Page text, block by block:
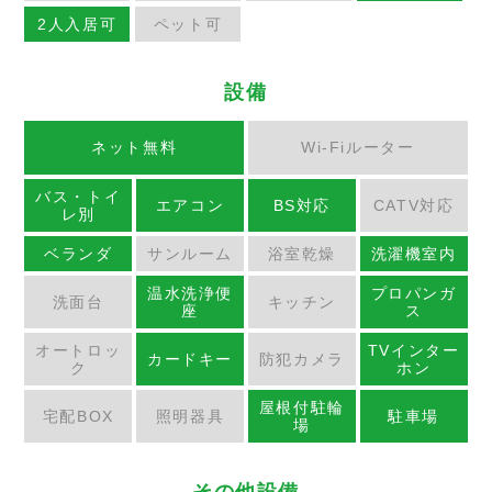
2人入居可 ペット可
設備
ネット無料 Wi-Fiルーター
バス・トイ
レ別
エアコン BS対応 CATV対応
ベランダ サンルーム 浴室乾燥 洗濯機室内
洗面台
温水洗浄便
座
キッチン
プロパンガ
ス
オートロッ
ク
カードキー 防犯カメラ
TVインター
ホン
宅配BOX 照明器具
屋根付駐輪
場
駐車場